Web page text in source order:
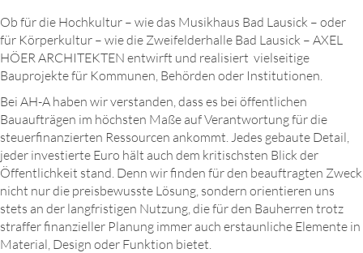
Ob für die Hochkultur – wie das Musikhaus Bad Lausick – oder
für Körperkultur – wie die Zweifelderhalle Bad Lausick – AXEL
HÖER ARCHITEKTEN entwirft und realisiert vielseitige
Bauprojekte für Kommunen, Behörden oder Institutionen.
Bei AH-A haben wir verstanden, dass es bei öffentlichen
Bauaufträgen im höchsten Maße auf Verantwortung für die
steuerfinanzierten Ressourcen ankommt. Jedes gebaute Detail,
jeder investierte Euro hält auch dem kritischsten Blick der
Öffentlichkeit stand. Denn wir finden für den beauftragten Zweck
nicht nur die preisbewusste Lösung, sondern orientieren uns
stets an der langfristigen Nutzung, die für den Bauherren trotz
straffer finanzieller Planung immer auch erstaunliche Elemente in
Material, Design oder Funktion bietet.